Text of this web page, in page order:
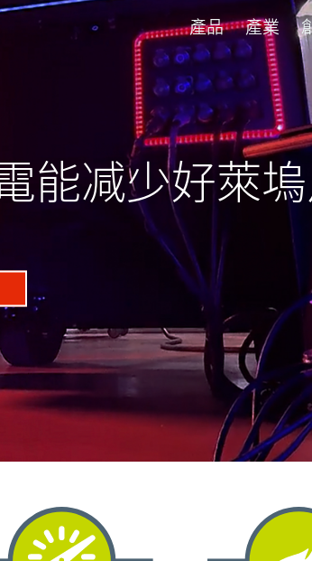
產品 產業
能减少好萊